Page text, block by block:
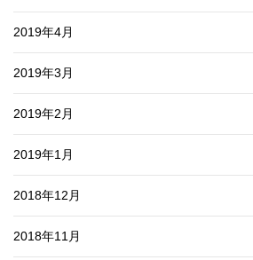
2019年4月
2019年3月
2019年2月
2019年1月
2018年12月
2018年11月